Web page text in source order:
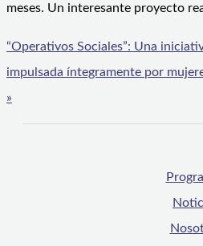
meses. Un interesante proyecto
“Operativos Sociales”: Una
impulsada íntegramente por
»